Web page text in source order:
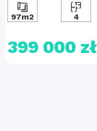
97m2 4
399 000 zł